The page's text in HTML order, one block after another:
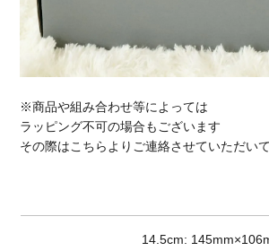
※商品や組み合わせ等によっては
ラッピング不可の場合もございます
その際はこちらよりご連絡させていただい
14.5cm: